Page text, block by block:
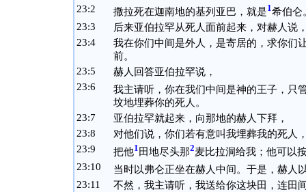
23:2 撒拉死在迦南地的基列亚巴，就是1希伯仑
23:3
后来亚伯拉罕从死人面前起来，对赫人说
23:4
我在你们中间是外人，是寄居的，求你们
前。
23:5
赫人回答亚伯拉罕说，
23:6
我主请听，你在我们中间是神的王子，只
坟地埋葬你的死人。
23:7
亚伯拉罕就起来，向那地的赫人下拜，
23:8
对他们说，你们若有意叫我埋葬我的死人
23:9 把他1 田地尽头那2麦比拉洞给我；他可以
23:10
当时以弗仑正坐在赫人中间。于是，赫人
23:11
不然，我主请听，我送给你这块田，连田